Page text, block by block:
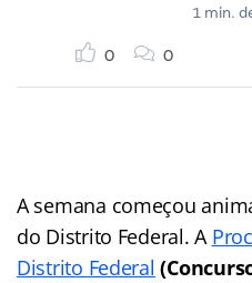
1 min.
0 0
A semana começou
do Distrito Federal. A
Distrito Federal